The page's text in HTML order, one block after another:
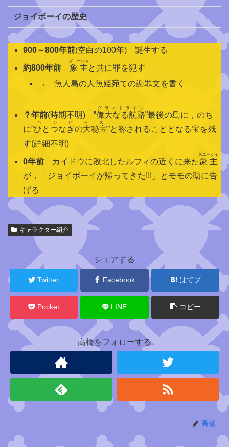
ジョイボーイの歴史
900～800年前(空白の100年) 誕生する
約800年前 象主
ズニーシャ
と共に罪を犯す
→ 魚人島の人魚姫宛ての謝罪文を書く
？年前(時期不明) ”偉大なる航路
グランドライン
”最後の島に，のち
に”ひとつなぎの大秘宝
ワンピース
”と称されることとなる宝を残
す(詳細不明)
0年前 カイドウに敗北したルフィの近くに来た象主
ズニーシャ
が，「ジョイボーイが帰ってきた!!!」とモモの助に告
げる
関
連
ー
間
ジ
ョ
ー
キャラクター紹介
シェアする
Twitter Facebook はてブ
Pocket LINE コピー
高橋をフォローする
高橋